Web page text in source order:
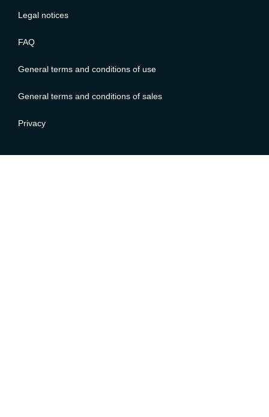
Legal notices
FAQ
General terms and conditions of use
General terms and conditions of sales
Privacy